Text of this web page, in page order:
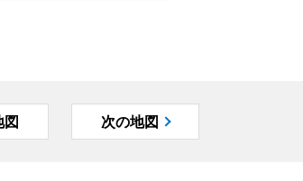
図 次の地図